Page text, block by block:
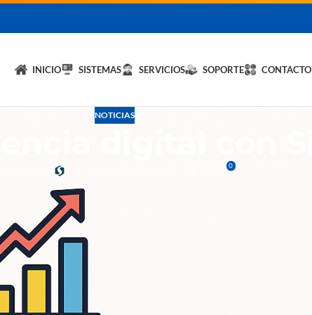
INICIO SISTEMAS SERVICIOS SOPORTE CONTACTO
NOTICIAS
0
4S
internet? En Sistemas 4S te
combinan
estratégica de redes sociales
Web Redes Sociales RRSS